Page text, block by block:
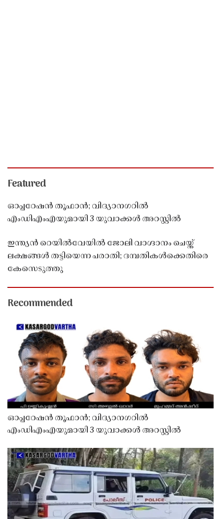
Featured
ഓപ്പറേഷൻ തൂഫാൻ; വിദ്യാനഗറിൽ
എംഡിഎംഎയുമായി 3 യുവാക്കൾ അറസ്റ്റിൽ
ഇന്ത്യൻ റെയിൽവേയിൽ ജോലി വാഗ്ദാനം ചെയ്ത്
ലക്ഷങ്ങൾ തട്ടിയെന്ന പരാതി; ദമ്പതികൾക്കെതിരെ
കേസെടുത്തു
Recommended
ഓപ്പറേഷൻ തൂഫാൻ; വിദ്യാനഗറിൽ
എംഡിഎംഎയുമായി 3 യുവാക്കൾ അറസ്റ്റിൽ